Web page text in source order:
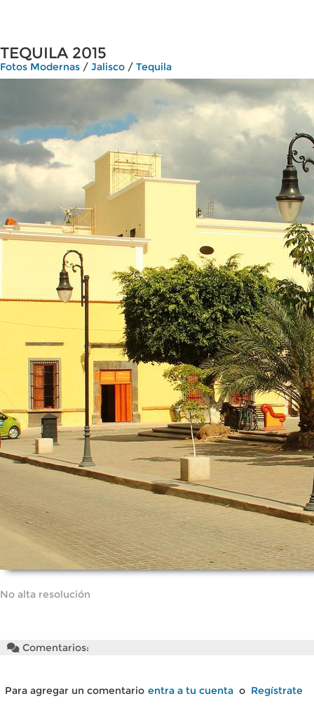
TEQUILA 2015
Fotos Modernas / Jalisco / Tequila
No alta resolución
Comentarios:
Para agregar un comentario entra a tu cuenta o Regístrate